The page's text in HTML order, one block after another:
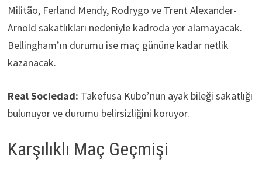
Militão, Ferland Mendy, Rodrygo ve Trent Alexander-
Arnold sakatlıkları nedeniyle kadroda yer alamayacak.
Bellingham’ın durumu ise maç gününe kadar netlik
kazanacak.
Real Sociedad: Takefusa Kubo’nun ayak bileği sakatlığı
bulunuyor ve durumu belirsizliğini koruyor.
Karşılıklı Maç Geçmişi